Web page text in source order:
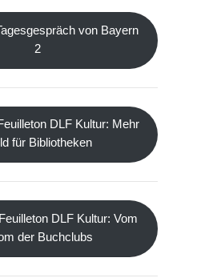
von Bayern
2
DLF Kultur: Mehr
für Bibliotheken
DLF Kultur: Vom
der Buchclubs